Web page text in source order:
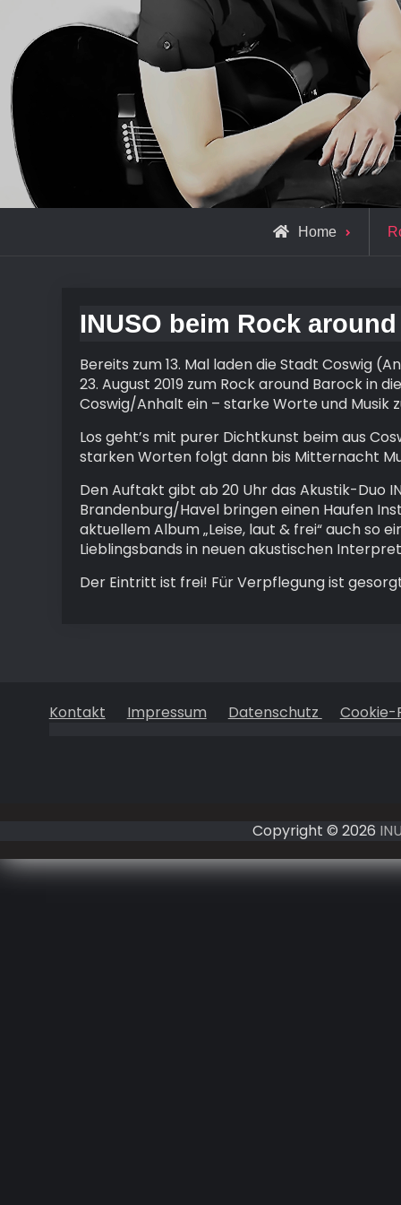
Home
INUSO beim Rock
Bereits zum 13. Mal laden die Stadt Coswig
23. August 2019 zum Rock around Barock in
Coswig/Anhalt ein – starke Worte und Musik
Los geht’s mit purer Dichtkunst beim aus
starken Worten folgt dann bis Mitternacht
Den Auftakt gibt ab 20 Uhr das Akustik-Duo
Brandenburg/Havel bringen einen Haufen
aktuellem Album „Leise, laut & frei“ auch so
Lieblingsbands in neuen akustischen
Der Eintritt ist frei! Für Verpflegung ist
Kontakt Impressum Datenschutz Cookie-
Copyright © 2026